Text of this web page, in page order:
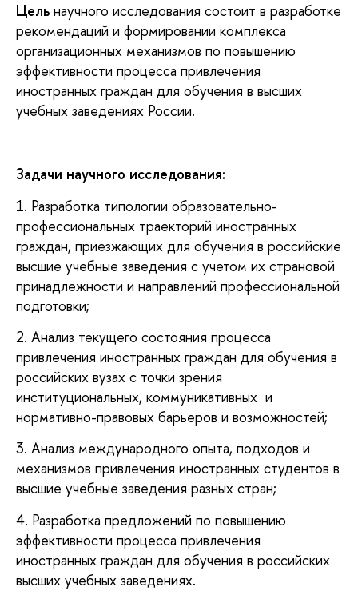
Цель научного исследования состоит в разработке
рекомендаций и формировании комплекса
организационных механизмов по повышению
эффективности процесса привлечения
иностранных граждан для обучения в высших
учебных заведениях России.
Задачи научного исследования:
1. Разработка типологии образовательно-
профессиональных траекторий иностранных
граждан, приезжающих для обучения в российские
высшие учебные заведения с учетом их страновой
принадлежности и направлений профессиональной
подготовки;
2. Анализ текущего состояния процесса
привлечения иностранных граждан для обучения в
российских вузах с точки зрения
институциональных, коммуникативных и
нормативно-правовых барьеров и возможностей;
3. Анализ международного опыта, подходов и
механизмов привлечения иностранных студентов в
высшие учебные заведения разных стран;
4. Разработка предложений по повышению
эффективности процесса привлечения
иностранных граждан для обучения в российских
высших учебных заведениях.